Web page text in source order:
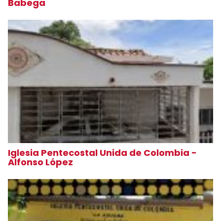
Babega
Iglesia Pentecostal Unida de Colombia -
Alfonso López